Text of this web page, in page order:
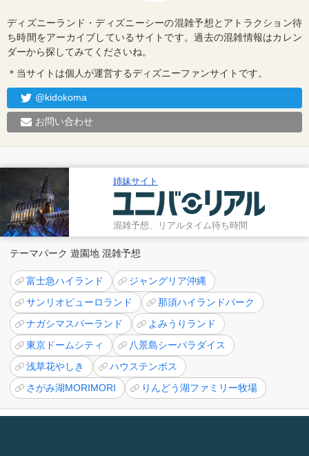
ディズニーランド・ディズニーシーの混雑予想とアトラクション待
ち時間をアーカイブしているサイトです。過去の混雑情報はカレン
ダーから探してみてくださいね。
＊当サイトは個人が運営するディズニーファンサイトです。
@kidokoma
お問い合わせ
姉妹サイト
混雑予想、リアルタイム待ち時間
テーマパーク 遊園地 混雑予想
富士急ハイランド
ジャングリア沖縄
サンリオピューロランド
那須ハイランドパーク
ナガシマスパーランド
よみうりランド
東京ドームシティ
八景島シーパラダイス
浅草花やしき
ハウステンボス
さがみ湖MORIMORI
りんどう湖ファミリー牧場